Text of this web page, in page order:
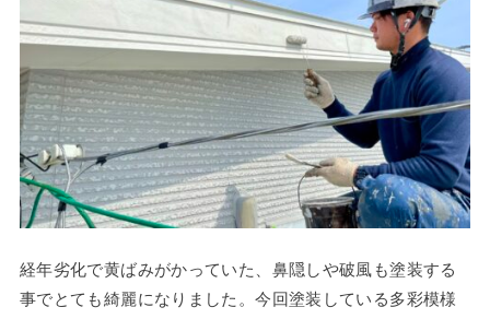
経年劣化で黄ばみがかっていた、鼻隠しや破風も塗装する
事でとても綺麗になりました。今回塗装している多彩模様